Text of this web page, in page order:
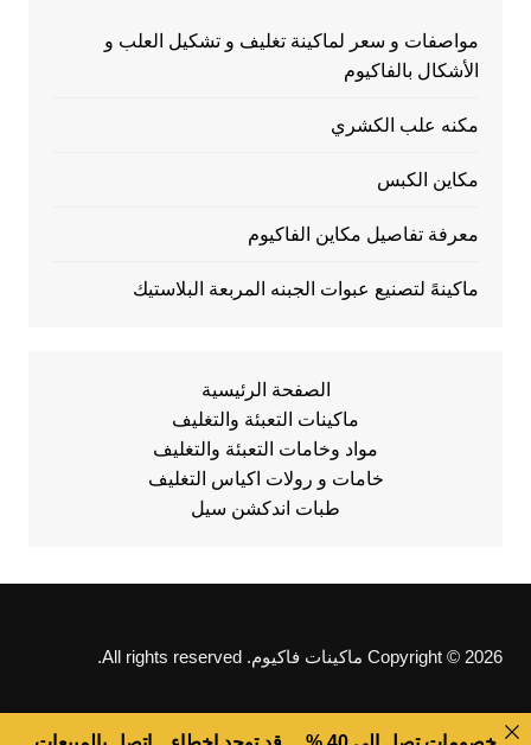
مواصفات و سعر لماكينة تغليف و تشكيل العلب و
الأشكال بالفاكيوم
مكنه علب الكشري
مكاين الكبس
معرفة تفاصيل مكاين الفاكيوم
ماكينهً لتصنيع عبوات الجبنه المربعة البلاستيك
الصفحة الرئيسية
ماكينات التعبئة والتغليف
مواد وخامات التعبئة والتغليف
خامات و رولات اكياس التغليف
طبات اندكشن سيل
Copyright © 2026 ماكينات فاكيوم. All rights reserved.